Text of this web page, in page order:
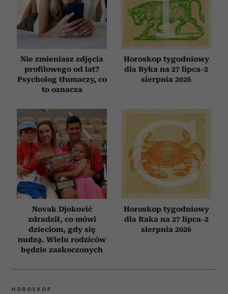
Nie zmieniasz zdjęcia
profilowego od lat?
Psycholog tłumaczy, co
to oznacza
Horoskop tygodniowy
dla Byka na 27 lipca–2
sierpnia 2026
Novak Djoković
zdradził, co mówi
dzieciom, gdy się
nudzą. Wielu rodziców
będzie zaskoczonych
Horoskop tygodniowy
dla Raka na 27 lipca–2
sierpnia 2026
HOROSKOP